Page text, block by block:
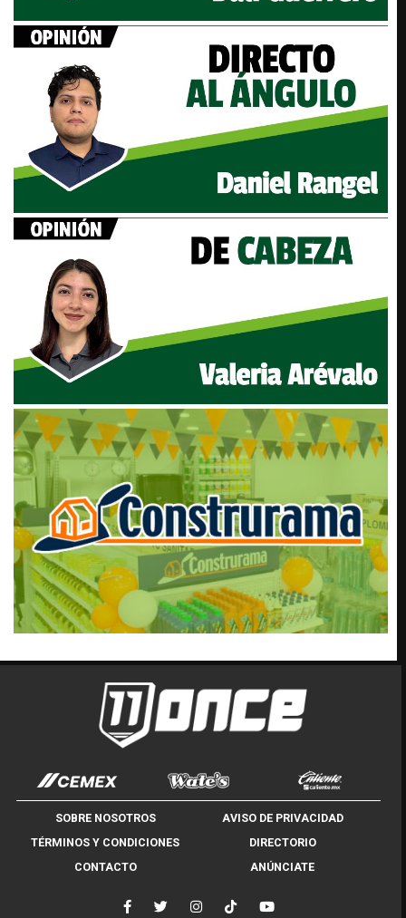
SOBRE NOSOTROS
AVISO DE PRIVACIDAD
TÉRMINOS Y CONDICIONES
DIRECTORIO
CONTACTO
ANÚNCIATE